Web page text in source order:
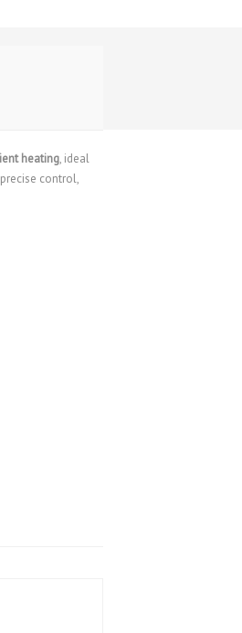
heating, ideal
control,